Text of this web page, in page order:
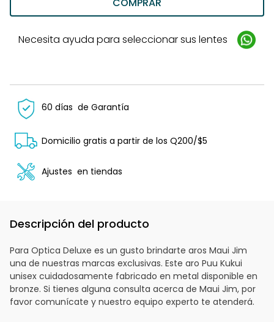
Necesita ayuda para seleccionar sus lentes
60 días de Garantía
Domicilio gratis a partir de los Q200/$5
Ajustes en tiendas
Descripción del producto
Para Optica Deluxe es un gusto brindarte aros Maui Jim
una de nuestras marcas exclusivas. Este aro Puu Kukui
unisex cuidadosamente fabricado en metal disponible en
bronze. Si tienes alguna consulta acerca de Maui Jim, por
favor comunícate y nuestro equipo experto te atenderá.